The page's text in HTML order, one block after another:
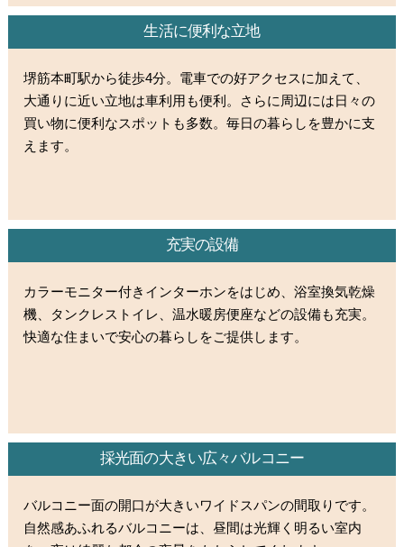
生活に便利な立地
堺筋本町駅から徒歩4分。電車での好アクセスに加えて、
大通りに近い立地は車利用も便利。さらに周辺には日々の
買い物に便利なスポットも多数。毎日の暮らしを豊かに支
えます。
充実の設備
カラーモニター付きインターホンをはじめ、浴室換気乾燥
機、タンクレストイレ、温水暖房便座などの設備も充実。
快適な住まいで安心の暮らしをご提供します。
採光面の大きい広々バルコニー
バルコニー面の開口が大きいワイドスパンの間取りです。
自然感あふれるバルコニーは、昼間は光輝く明るい室内